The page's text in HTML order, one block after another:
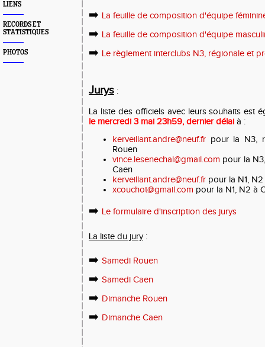
LIENS
RECORDS ET
STATISTIQUES
PHOTOS
➡️ La feuille de composition d'équipe
➡️ La feuille de composition d'équipe
➡️ Le règlement interclubs N3, régionale et
Jurys :
La liste des officiels avec leurs souhaits est
le mercredi 3 mai 23h59, dernier délai à :
kerveillant.andre@neuf.fr pour la N3,
Rouen
vince.lesenechal@gmail.com pour la
Caen
kerveillant.andre@neuf.fr pour la N1,
xcouchot@gmail.com pour la N1, N2 à
➡️ Le formulaire d'inscription des jurys
La liste du jury:
➡️ Samedi Rouen
➡️ Samedi Caen
➡️ Dimanche Rouen
➡️ Dimanche Caen